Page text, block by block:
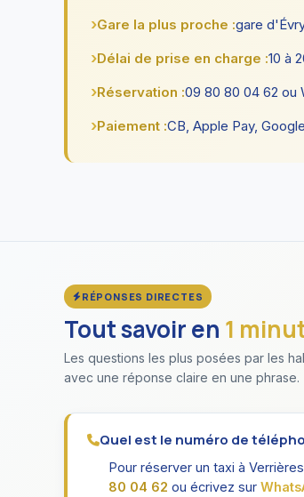
Gare la plus proche :gare
Délai de prise en charge :10 à
Réservation :09 80 80 04 62 ou
Paiement :CB, Apple Pay,
RÉPONSES DIRECTES
Tout savoir en 1
Les questions les plus posées par les
avec une réponse claire en une phrase.
Quel est le numéro de
Pour réserver un taxi à
80 04 62 ou écrivez sur